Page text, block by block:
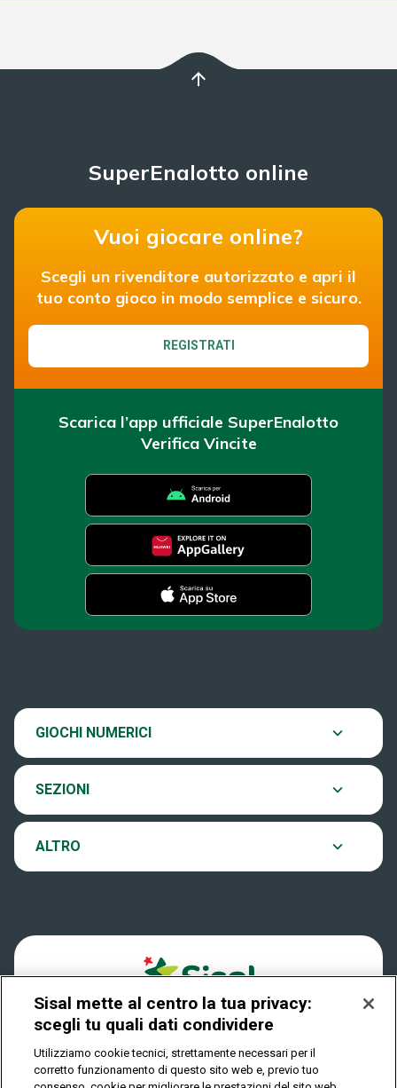
arrow_upward
SuperEnalotto online
Vuoi giocare online?
Scegli un rivenditore autorizzato e apri il
tuo conto gioco in modo semplice e sicuro.
REGISTRATI
Scarica l’app ufficiale SuperEnalotto
Verifica Vincite
GIOCHI NUMERICI
SuperEnalotto
Eurojackpot
VinciCasa
Play Your Date
SEZIONI
Ultima estrazione
Archivio estrazioni
Verifica vincite
ALTRO
Contatti
Notifiche
Privacy
Sisal mette al centro la tua privacy:
scegli tu quali dati condividere
Utilizziamo cookie tecnici, strettamente necessari per il
corretto funzionamento di questo sito web e, previo tuo